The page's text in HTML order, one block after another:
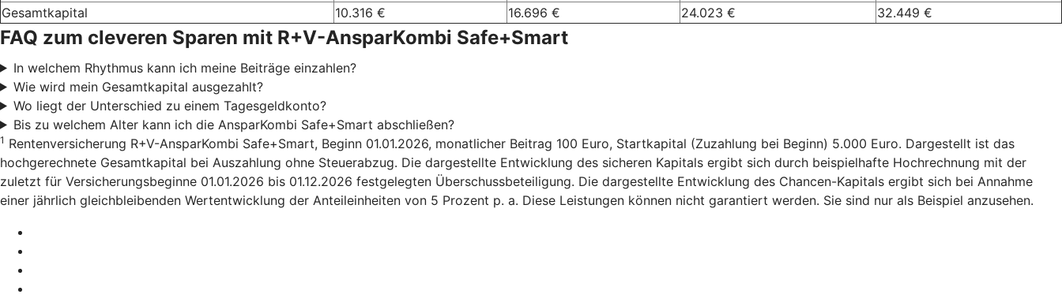
Gesamtkapital
10.316 € 16.696 € 24.023 € 32.449 €
FAQ zum cleveren Sparen mit R+V-AnsparKombi Safe+Smart
In welchem Rhythmus kann ich meine Beiträge einzahlen?
Wie wird mein Gesamtkapital ausgezahlt?
Wo liegt der Unterschied zu einem Tagesgeldkonto?
Bis zu welchem Alter kann ich die AnsparKombi Safe+Smart abschließen?
1 Rentenversicherung R+V-AnsparKombi Safe+Smart, Beginn 01.01.2026, monatlicher Beitrag 100 Euro, Startkapital (Zuzahlung bei Beginn) 5.000 Euro. Dargestellt ist das
hochgerechnete Gesamtkapital bei Auszahlung ohne Steuerabzug. Die dargestellte Entwicklung des sicheren Kapitals ergibt sich durch beispielhafte Hochrechnung mit der
zuletzt für Versicherungsbeginne 01.01.2026 bis 01.12.2026 festgelegten Überschussbeteiligung. Die dargestellte Entwicklung des Chancen-Kapitals ergibt sich bei Annahme
einer jährlich gleichbleibenden Wertentwicklung der Anteileinheiten von 5 Prozent p. a. Diese Leistungen können nicht garantiert werden. Sie sind nur als Beispiel anzusehen.